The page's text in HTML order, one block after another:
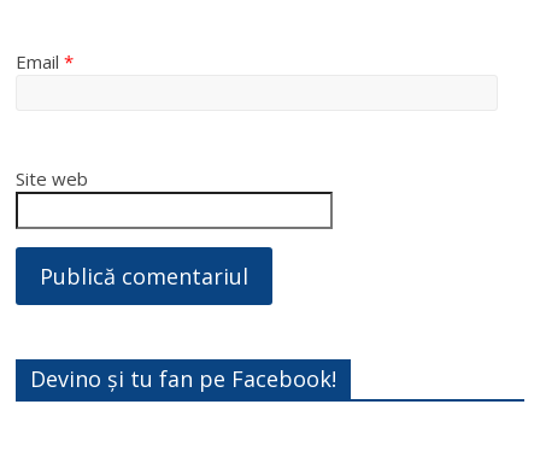
Email*
Site web
Devino și tu fan pe Facebook!